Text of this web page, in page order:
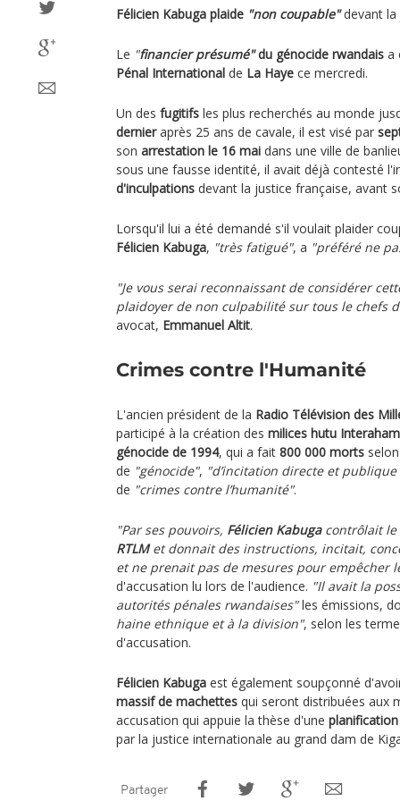
Félicien Kabuga plaide "non coupable"devant la
Le "financier présumé"du génocide rwandais a
Pénal International de La Haye ce mercredi.
Un des fugitifs les plus recherchés au monde
dernieraprès 25 ans de cavale, il est visé par
son arrestation le 16 mai dans une ville de
sous une fausse identité, il avait déjà contesté
d'inculpations devant la justice française, avant
Lorsqu'il lui a été demandé s'il voulait plaider
Félicien Kabuga, "très fatigué", a "préféré ne
"Je vous serai reconnaissant de considérer
plaidoyer de non culpabilité sur tous le chefs
avocat, Emmanuel Altit.
Crimes contre l'Humanité
L'ancien président de la Radio Télévision des
participé à la création des milices hutu
génocide de 1994, qui a fait 800 000 morts selon
de "génocide", "d’incitation directe et
de "crimes contre l’humanité".
"Par ses pouvoirs, Félicien Kabugacontrôlait le
RTLMet donnait des instructions, incitait,
et ne prenait pas de mesures pour empêcher
d'accusation lu lors de l'audience. "Il avait la
autorités pénales rwandaises"les émissions,
haine ethnique et à la division", selon les
d'accusation.
Félicien Kabuga est également soupçonné
massif de machettes qui seront distribuées aux
accusation qui appuie la thèse d'une
par la justice internationale au grand dam de
Partager